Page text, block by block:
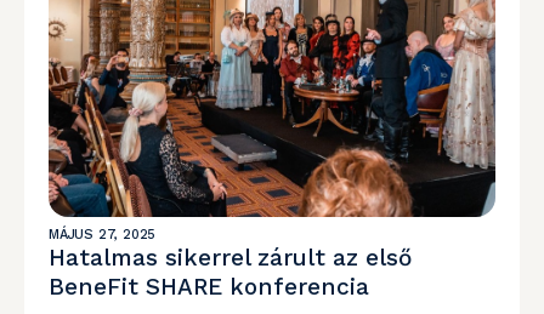
MÁJUS 27, 2025
Hatalmas sikerrel zárult az első
BeneFit SHARE konferencia